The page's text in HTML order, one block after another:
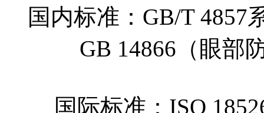
国内标准：GB/T 4857
GB 14866（眼部
国际标准：ISO